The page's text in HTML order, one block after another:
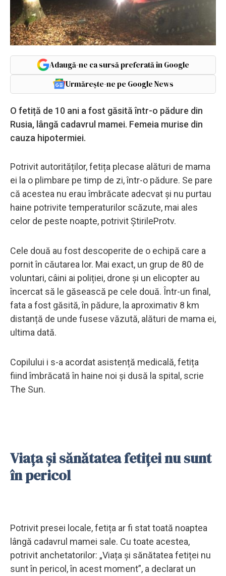
Adaugă-ne ca sursă preferată în Google
Urmărește-ne pe Google News
O fetiță de 10 ani a fost găsită într-o pădure din
Rusia, lângă cadavrul mamei. Femeia murise din
cauza hipotermiei.
Potrivit autorităților, fetița plecase alături de mama
ei la o plimbare pe timp de zi, într-o pădure. Se pare
că acestea nu erau îmbrăcate adecvat și nu purtau
haine potrivite temperaturilor scăzute, mai ales
celor de peste noapte, potrivit ȘtirileProtv.
Cele două au fost descoperite de o echipă care a
pornit în căutarea lor. Mai exact, un grup de 80 de
voluntari, câini ai poliției, drone și un elicopter au
încercat să le găsească pe cele două. Într-un final,
fata a fost găsită, în pădure, la aproximativ 8 km
distanță de unde fusese văzută, alături de mama ei,
ultima dată.
Copilului i s-a acordat asistență medicală, fetița
fiind îmbrăcată în haine noi și dusă la spital, scrie
The Sun.
Viața și sănătatea fetiței nu sunt
în pericol
Potrivit presei locale, fetița ar fi stat toată noaptea
lângă cadavrul mamei sale. Cu toate acestea,
potrivit anchetatorilor: „Viața și sănătatea fetiței nu
sunt în pericol, în acest moment”, a declarat un